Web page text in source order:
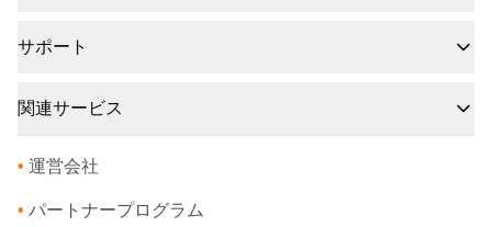
サポート
関連サービス
• 運営会社
• パートナープログラム